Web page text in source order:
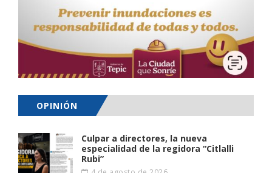
OPINIÓN
Culpar a directores, la nueva
especialidad de la regidora “Citlalli
Rubi”